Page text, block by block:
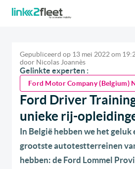
Zoeken
Gepubliceerd op 13 mei 2022om
door Nicolas Joannès
Gelinkte experten :
Ford Motor Company (Belgium)
Ford Driver
unieke rij-
In België hebben we het geluk
grootste autotestterreinen
hebben: de Ford Lommel